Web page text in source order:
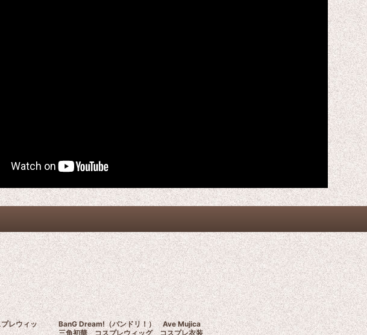
レウィッ
BanG Dream!（バンドリ！） Ave Mujica
三角初華 コスプレウィッグ コスプレ衣装